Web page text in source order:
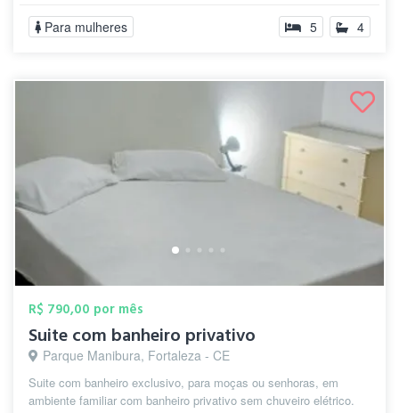
Para mulheres 5 4
R$ 790,00 por mês
Suite com banheiro privativo
Parque Manibura, Fortaleza - CE
Suite com banheiro exclusivo, para moças ou senhoras, em
ambiente familiar com banheiro privativo sem chuveiro elétrico.